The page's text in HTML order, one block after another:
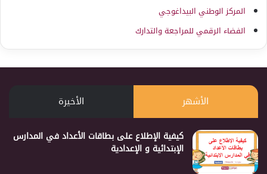
المركز الوطني البيداغوجي
الفضاء الرقمي للمراجعة والتدارك
الأشهر الأخيرة
كيفية الإطلاع على بطاقات الأعداد في المدارس
الإبتدائية و الإعدادية